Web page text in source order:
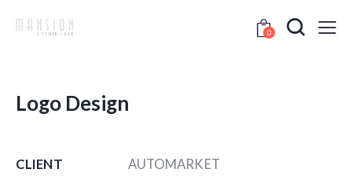
0
Logo Design
CLIENT
AUTOMARKET